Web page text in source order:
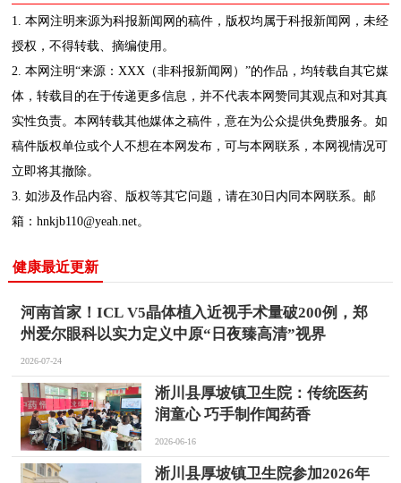
1. 本网注明来源为科报新闻网的稿件，版权均属于科报新闻网，未经
授权，不得转载、摘编使用。
2. 本网注明“来源：XXX（非科报新闻网）”的作品，均转载自其它媒
体，转载目的在于传递更多信息，并不代表本网赞同其观点和对其真
实性负责。本网转载其他媒体之稿件，意在为公众提供免费服务。如
稿件版权单位或个人不想在本网发布，可与本网联系，本网视情况可
立即将其撤除。
3. 如涉及作品内容、版权等其它问题，请在30日内同本网联系。邮
箱：hnkjb110@yeah.net。
健康最近更新
河南首家！ICL V5晶体植入近视手术量破200例，郑
州爱尔眼科以实力定义中原“日夜臻高清”视界
2026-07-24
淅川县厚坡镇卫生院：传统医药
润童心 巧手制作闻药香
2026-06-16
淅川县厚坡镇卫生院参加2026年